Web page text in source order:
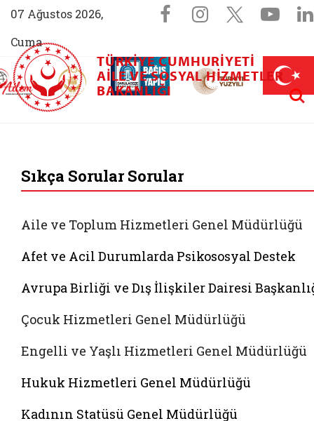
07 Ağustos 2026,
Cuma
Sosyal
Facebook
Instagram
X
Aile (yeni sekmede açılır)
AİLEM İletişim Merkezi (yeni sekmede açılır)
Aile ve Nüfus On Yılı (yeni sekmede açılır)
Darülaceze bağış sayfası (yeni
TÜRKIYE CUMHURIYETI
AILE VE SOSYAL HIZMETLER
BAKANLIĞI
Sıkça Sorular Sorular
Aile ve Toplum Hizmetleri Genel Müdürlüğü
Afet ve Acil Durumlarda Psikososyal Destek
Avrupa Birliği ve Dış İlişkiler Dairesi
Çocuk Hizmetleri Genel Müdürlüğü
Engelli ve Yaşlı Hizmetleri Genel Müdürlüğü
Hukuk Hizmetleri Genel Müdürlüğü
Kadının Statüsü Genel Müdürlüğü